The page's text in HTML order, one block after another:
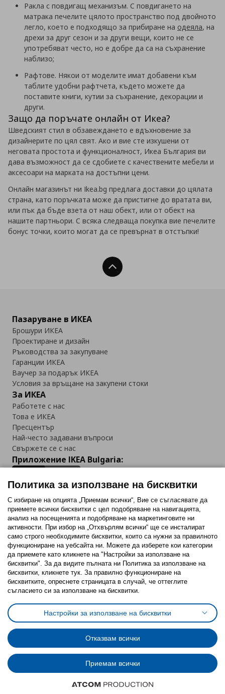
Ракла с повдигащ механизъм. С повдигането на
матрака печелите цялото пространство под двойното
легло, което е подходящо за прибиране на одеяла, на
дрехи за друг сезон и за други вещи, които не се
употребяват често, но е добре да са на съхранение
наблизо;
Рафтове. Някои от моделите имат добавени към
таблите удобни рафтчета, където можете да
поставите книги, кутии за съхранение, декорации и
други.
Защо да поръчате онлайн от Икеа?
Шведският стил в обзавеждането е вдъхновение за
дизайнерите по цял свят. Ако и вие сте изкушени от
неговата простота и функционалност, Икеа България ви
дава възможност да се сдобиете с качествените мебели и
аксесоари на марката на достъпни цени.
Онлайн магазинът ни Ikea.bg предлага доставки до цялата
страна, като поръчката може да пристигне до вратата ви,
или пък да бъде взета от наш обект, или от обект на
нашите партньори. С всяка следваща покупка вие печелите
бонус точки, които могат да се превърнат в отстъпки!
Нагоре
Пазаруване в ИКЕА
Брошури ИКЕА
Проектиране и дизайн
Ръководства за закупуване
Гаранции ИКЕА
Ваучер за подарък ИКЕА
Условия за връщане на закупени стоки
За ИКЕА
Работете с нас
Това е ИКЕА
Пресцентър
Най-често задавани въпроси
Свържете се с нас
Приложение IKEA Bulgaria:
Последвайте ни:
FacebookTwitterYoutubePinterestInstagram
Политика за използване на бисквитки (Cookies)
Избор на настройки за използване на бисквитки
Условия за ползване на ikea.bgОбща политика за личните данни
Политика за защита на личните данни на ikea.bg
Общи условия на програма IKEA Family
Политика за защита на лични данни на програма IKEA Family
© Inter-IKEA Systems B.V. 1999 - 2025
Политика за използване на бисквитки
С избиране на опцията „Приемам всички“, Вие се съгласявате да
приемете всички бисквитки с цел подобряване на навигацията,
анализ на посещенията и подобряване на маркетинговите ни
активности. При избор на „Отхвърлям всички“ ще се инсталират
само строго необходимитe бисквитки, които са нужни за правилното
функциониране на уебсайта ни. Можете да изберете кои категории
да приемете като кликнете на "Настройки за използване на
бисквитки". За да видите пълната ни Политика за използване на
бисквитки, кликнете тук. За правилно функциониране на
бисквитките, опреснете страницата в случай, че оттеглите
съгласието си за използване на бисквитки.
Настройки за използване на бисквитки
Отказвам всички
Приемам всички